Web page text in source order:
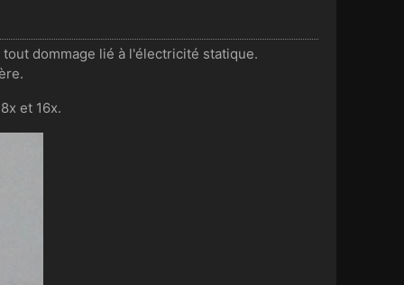
dommage lié à l'électricité statique.
et 16x.